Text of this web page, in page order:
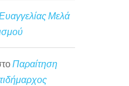
Μελά
Παραίτηση